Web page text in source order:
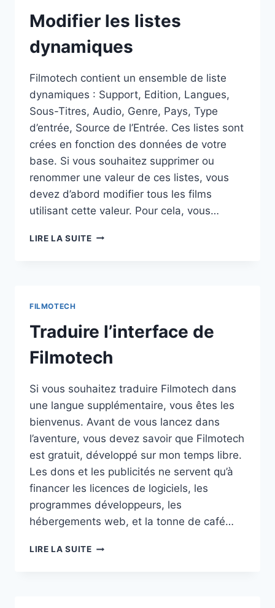
Modifier les listes
dynamiques
Filmotech contient un ensemble de liste
dynamiques : Support, Edition, Langues,
Sous-Titres, Audio, Genre, Pays, Type
d’entrée, Source de l’Entrée. Ces listes sont
crées en fonction des données de votre
base. Si vous souhaitez supprimer ou
renommer une valeur de ces listes, vous
devez d’abord modifier tous les films
utilisant cette valeur. Pour cela, vous…
LIRE LA SUITEMODIFIER
FILMOTECH
Traduire l’interface de
Filmotech
Si vous souhaitez traduire Filmotech dans
une langue supplémentaire, vous êtes les
bienvenus. Avant de vous lancez dans
l’aventure, vous devez savoir que Filmotech
est gratuit, développé sur mon temps libre.
Les dons et les publicités ne servent qu’à
financer les licences de logiciels, les
programmes développeurs, les
hébergements web, et la tonne de café…
LIRE LA SUITETRADUIRE